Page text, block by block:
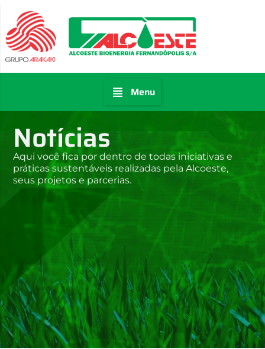
Menu
Notícias
Aqui você fica por dentro de todas iniciativas e
práticas sustentáveis realizadas pela Alcoeste,
seus projetos e parcerias.